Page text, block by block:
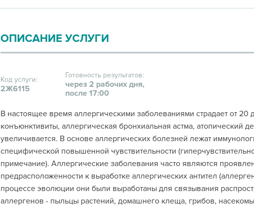
ОПИСАНИЕ УСЛУГИ
Код услуги:
2Ж6115
Готовность результатов:
через 2 рабочих дня,
после 17:00
В настоящее время аллергическими заболеваниями страдает от
конъюнктивиты, аллергическая бронхиальная астма, атопический
увеличивается. В основе аллергических болезней лежат
специфической повышенной чувствительности
примечание). Аллергические заболевания часто являются
предрасположенности к выработке аллергических антител
процессе эволюции они были выработаны для связывания
аллергенов - пыльцы растений, домашнего клеща, грибов,